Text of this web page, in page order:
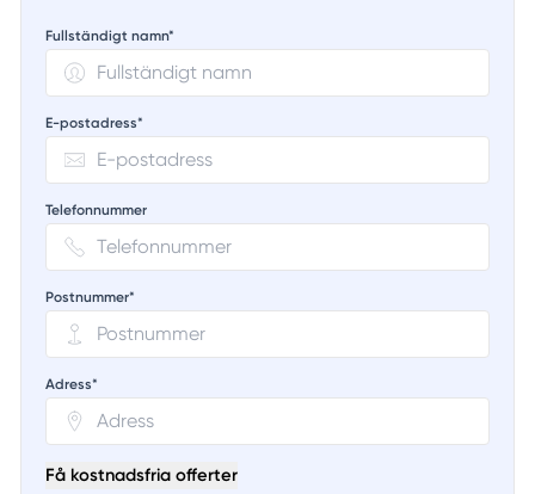
Fullständigt namn*
E-postadress*
Telefonnummer
Postnummer*
Adress*
Få kostnadsfria offerter